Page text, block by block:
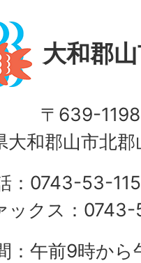
大和郡
〒639-1198
大和郡山市北
：0743-53-
ックス：
：午前9時か